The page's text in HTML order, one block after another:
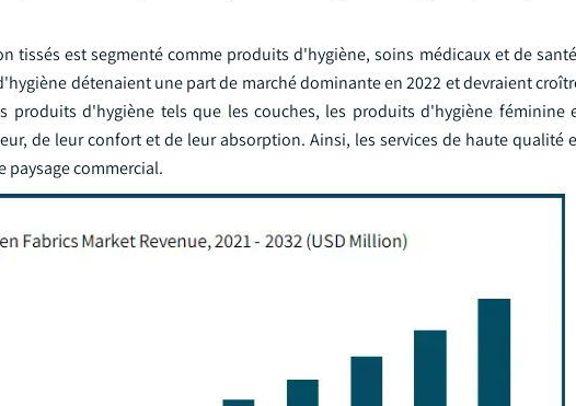
tissés est segmenté comme produits d'hygiène, soins médicaux et de
détenaient une part de marché dominante en 2022 et devraient
produits d'hygiène tels que les couches, les produits d'hygiène féminine
de leur confort et de leur absorption. Ainsi, les services de haute qualité
paysage commercial.